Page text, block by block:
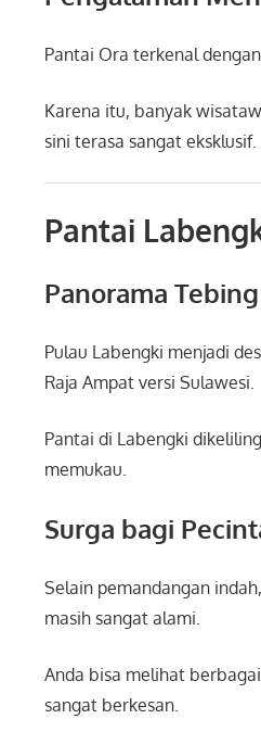
Pantai Ora terkenal
Karena itu, banyak
sini terasa sangat eksklusif.
Pantai
Panorama
Pulau Labengki menjadi
Raja Ampat versi Sulawesi.
Pantai di Labengki
memukau.
Surga bagi
Selain pemandangan
masih sangat alami.
Anda bisa melihat
sangat berkesan.